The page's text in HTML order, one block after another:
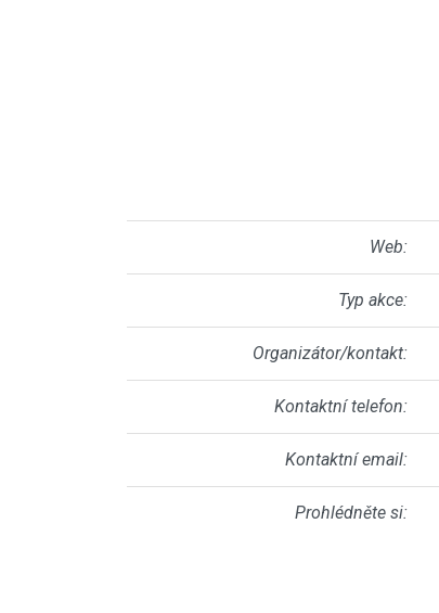
Web:
Typ akce:
Organizátor/kontakt:
Kontaktní telefon:
Kontaktní email:
Prohlédněte si: